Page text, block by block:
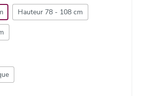
Hauteur 78 - 108 cm